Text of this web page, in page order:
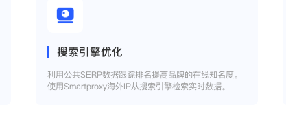
搜索引擎优化
利用公共SERP数据跟踪排名提高品牌的在线知名度。
使用Smartproxy海外IP从搜索引擎检索实时数据。